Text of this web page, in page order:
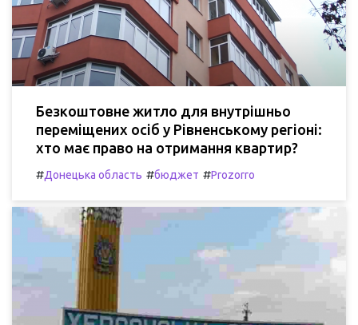
Безкоштовне житло для внутрішньо
переміщених осіб у Рівненському регіоні:
хто має право на отримання квартир?
#Донецька область #бюджет #Prozorro